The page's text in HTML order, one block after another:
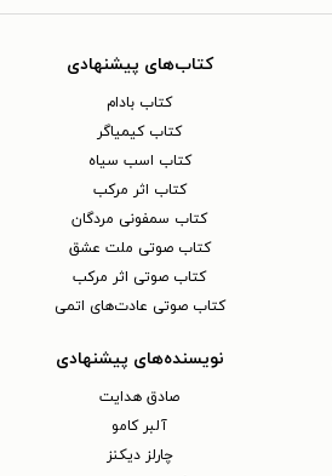
کتاب‌های پیشنهادی
کتاب بادام
کتاب کیمیاگر
کتاب اسب سیاه
کتاب اثر مرکب
کتاب سمفونی مردگان
کتاب صوتی ملت عشق
کتاب صوتی اثر مرکب
کتاب صوتی عادت‌های اتمی
نویسنده‌های پیشنهادی
صادق هدایت
آلبر کامو
چارلز دیکنز